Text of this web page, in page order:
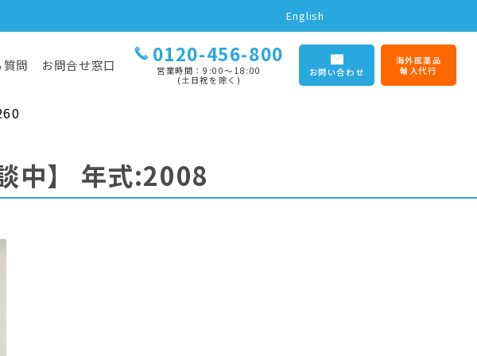
English
質問 お問合せ窓口 0120-456-800
営業時間：9:00〜18:00
(土日祝を除く)
お問い合わせ
海外医薬品
輸入代行
中】 年式:2008